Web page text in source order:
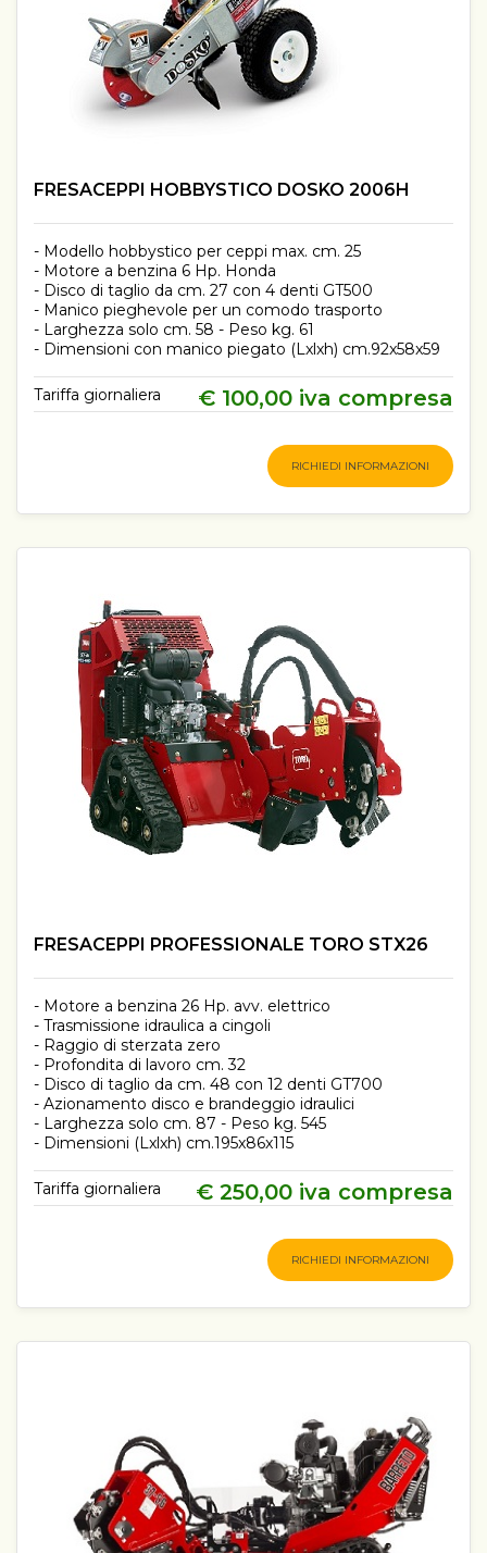
FRESACEPPI HOBBYSTICO DOSKO 2006H
- Modello hobbystico per ceppi max. cm. 25
- Motore a benzina 6 Hp. Honda
- Disco di taglio da cm. 27 con 4 denti GT500
- Manico pieghevole per un comodo trasporto
- Larghezza solo cm. 58 - Peso kg. 61
- Dimensioni con manico piegato (Lxlxh) cm.92x58x59
Tariffa giornaliera € 100,00 iva compresa
RICHIEDI INFORMAZIONI
FRESACEPPI PROFESSIONALE TORO STX26
- Motore a benzina 26 Hp. avv. elettrico
- Trasmissione idraulica a cingoli
- Raggio di sterzata zero
- Profondita di lavoro cm. 32
- Disco di taglio da cm. 48 con 12 denti GT700
- Azionamento disco e brandeggio idraulici
- Larghezza solo cm. 87 - Peso kg. 545
- Dimensioni (Lxlxh) cm.195x86x115
Tariffa giornaliera € 250,00 iva compresa
RICHIEDI INFORMAZIONI